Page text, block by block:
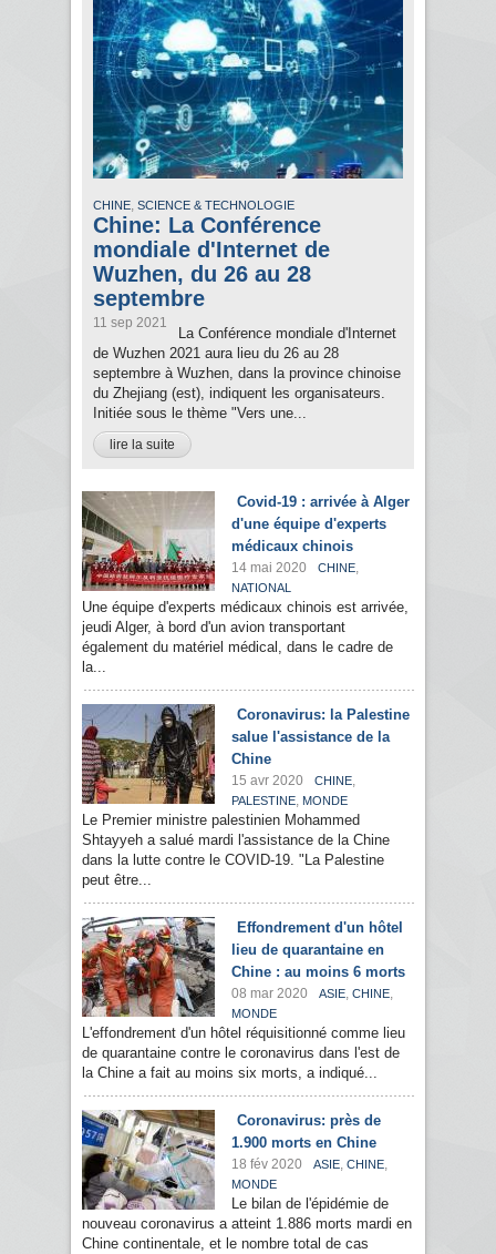
CHINE, SCIENCE & TECHNOLOGIE
Chine: La Conférence
mondiale d'Internet de
Wuzhen, du 26 au 28
septembre
11 sep 2021
La Conférence mondiale d'Internet
de Wuzhen 2021 aura lieu du 26 au 28
septembre à Wuzhen, dans la province chinoise
du Zhejiang (est), indiquent les organisateurs.
Initiée sous le thème "Vers une...
lire la suite
Covid-19 : arrivée à Alger
d'une équipe d'experts
médicaux chinois
14 mai 2020 CHINE,
NATIONAL
Une équipe d'experts médicaux chinois est arrivée,
jeudi Alger, à bord d'un avion transportant
également du matériel médical, dans le cadre de
la...
Coronavirus: la Palestine
salue l'assistance de la
Chine
15 avr 2020 CHINE,
PALESTINE, MONDE
Le Premier ministre palestinien Mohammed
Shtayyeh a salué mardi l'assistance de la Chine
dans la lutte contre le COVID-19. "La Palestine
peut être...
Effondrement d'un hôtel
lieu de quarantaine en
Chine : au moins 6 morts
08 mar 2020 ASIE, CHINE,
MONDE
L'effondrement d'un hôtel réquisitionné comme lieu
de quarantaine contre le coronavirus dans l'est de
la Chine a fait au moins six morts, a indiqué...
Coronavirus: près de
1.900 morts en Chine
18 fév 2020 ASIE, CHINE,
MONDE
Le bilan de l'épidémie de
nouveau coronavirus a atteint 1.886 morts mardi en
Chine continentale, et le nombre total de cas